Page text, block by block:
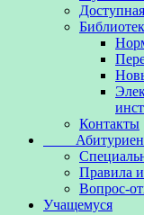
Контакты
Правила
Вопрос-
Учащемуся